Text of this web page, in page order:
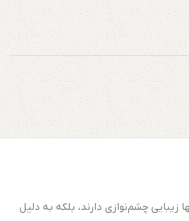
چشم‌نوازی دارند، بلکه به دلیل